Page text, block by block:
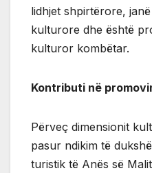
lidhjet shpirtërore,
kulturore dhe është
kulturor kombëtar.
Kontributi në
Përveç dimensionit
pasur ndikim të
turistik të Anës së